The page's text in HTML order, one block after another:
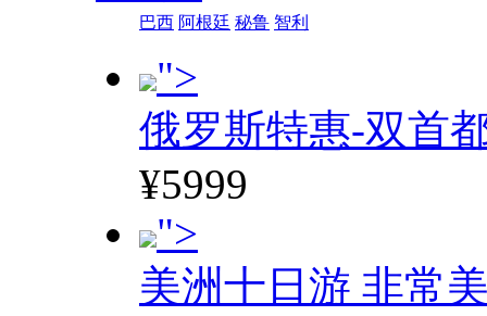
巴西 阿根廷 秘鲁 智利
">
俄罗斯特惠-双首
¥5999
">
美洲十日游 非常